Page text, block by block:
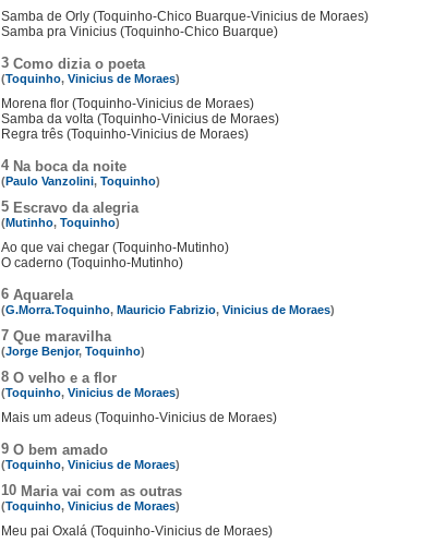
Samba de Orly (Toquinho-Chico Buarque-Vinicius de Moraes)
Samba pra Vinicius (Toquinho-Chico Buarque)
3 Como dizia o poeta
(Toquinho, Vinicius de Moraes)
Morena flor (Toquinho-Vinicius de Moraes)
Samba da volta (Toquinho-Vinicius de Moraes)
Regra três (Toquinho-Vinicius de Moraes)
4 Na boca da noite
(Paulo Vanzolini, Toquinho)
5 Escravo da alegria
(Mutinho, Toquinho)
Ao que vai chegar (Toquinho-Mutinho)
O caderno (Toquinho-Mutinho)
6 Aquarela
(G.Morra.Toquinho, Mauricio Fabrizio, Vinicius de Moraes)
7 Que maravilha
(Jorge Benjor, Toquinho)
8 O velho e a flor
(Toquinho, Vinicius de Moraes)
Mais um adeus (Toquinho-Vinicius de Moraes)
9 O bem amado
(Toquinho, Vinicius de Moraes)
10 Maria vai com as outras
(Toquinho, Vinicius de Moraes)
Meu pai Oxalá (Toquinho-Vinicius de Moraes)